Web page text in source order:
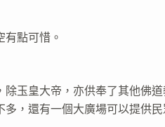
點可惜。
玉皇大帝，亦供奉了其他佛
，還有一個大廣場可以提供民